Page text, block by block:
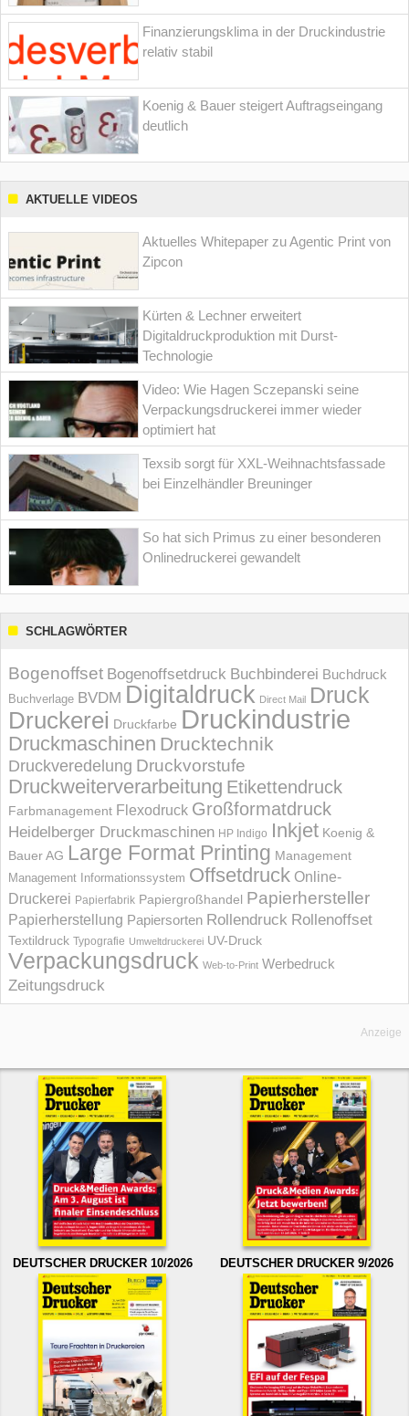
Finanzierungsklima in der Druckindustrie
relativ stabil
Koenig & Bauer steigert Auftragseingang
deutlich
AKTUELLE VIDEOS
Aktuelles Whitepaper zu Agentic Print von
Zipcon
Kürten & Lechner erweitert
Digitaldruckproduktion mit Durst-
Technologie
Video: Wie Hagen Sczepanski seine
Verpackungsdruckerei immer wieder
optimiert hat
Texsib sorgt für XXL-Weihnachtsfassade
bei Einzelhändler Breuninger
So hat sich Primus zu einer besonderen
Onlinedruckerei gewandelt
SCHLAGWÖRTER
Bogenoffset Bogenoffsetdruck Buchbinderei Buchdruck
Buchverlage BVDM Digitaldruck Direct Mail Druck
Druckerei Druckfarbe Druckindustrie
Druckmaschinen Drucktechnik
Druckveredelung Druckvorstufe
Druckweiterverarbeitung Etikettendruck
Farbmanagement Flexodruck Großformatdruck
Heidelberger Druckmaschinen HP Indigo Inkjet Koenig &
Bauer AG Large Format Printing Management
Management Informations­system Offsetdruck Online-
Druckerei Papierfabrik Papiergroßhandel Papierhersteller
Papierherstellung Papiersorten Rollendruck Rollenoffset
Textildruck Typografie Umweltdruckerei UV-Druck
Verpackungsdruck Web-to-Print Werbedruck
Zeitungsdruck
Anzeige
DEUTSCHER DRUCKER 10/2026 DEUTSCHER DRUCKER 9/2026